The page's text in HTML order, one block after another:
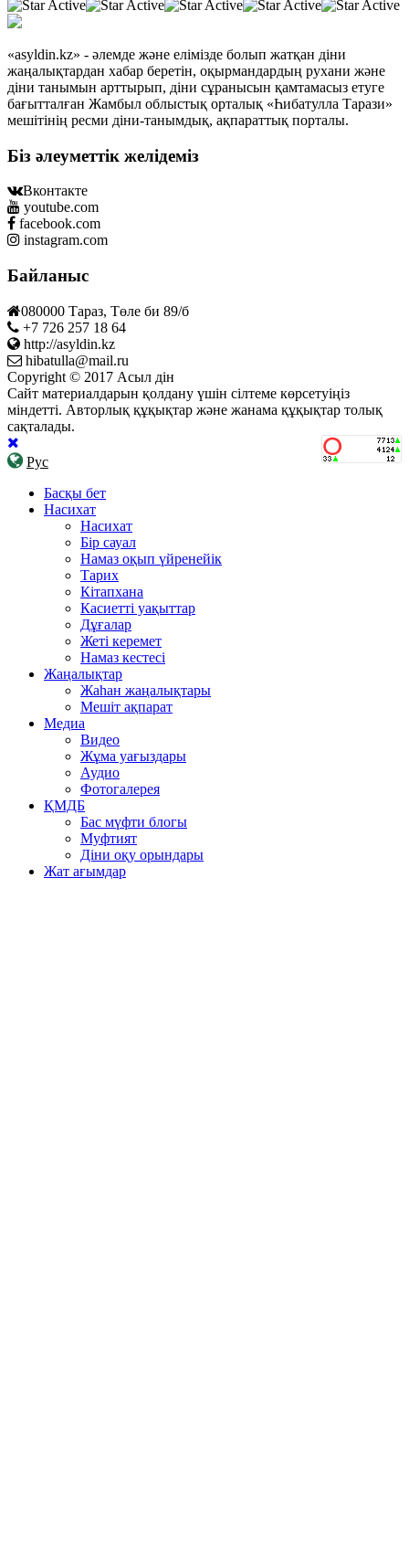
«asyldin.kz» - әлемде және елімізде болып жатқан діни
жаңалықтардан хабар беретін, оқырмандардың рухани және
діни танымын арттырып, діни сұранысын қамтамасыз етуге
бағытталған Жамбыл облыстық орталық «Һибатулла Тарази»
мешітінің ресми діни-танымдық, ақпараттық порталы.
Біз әлеуметтік желідеміз
Вконтакте
youtube.com
facebook.com
instagram.com
Байланыс
080000 Тараз, Төле би 89/б
+7 726 257 18 64
http://asyldin.kz
hibatulla@mail.ru
Copyright © 2017 Асыл дін
Сайт материалдарын қолдану үшін сілтеме көрсетуіңіз
міндетті. Авторлық құқықтар және жанама құқықтар толық
сақталады.
Рус
Басқы бет
Насихат
Насихат
Бір сауал
Намаз оқып үйренейік
Тарих
Кітапхана
Касиетті уақыттар
Дұғалар
Жеті керемет
Намаз кестесі
Жаңалықтар
Жаһан жаңалықтары
Мешіт ақпарат
Медиа
Видео
Жұма уағыздары
Аудио
Фотогалерея
ҚМДБ
Бас мүфти блогы
Муфтият
Діни оқу орындары
Жат ағымдар